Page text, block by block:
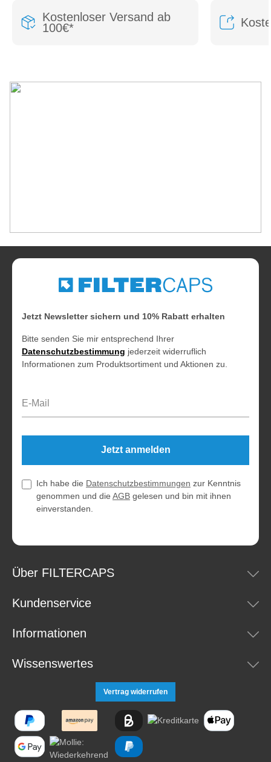
Kostenloser Versand ab
100€*
Jetzt Newsletter sichern und 10% Rabatt erhalten
Bitte senden Sie mir entsprechend Ihrer
Datenschutzbestimmung jederzeit widerruflich
Informationen zum Produktsortiment und Aktionen zu.
Jetzt anmelden
Ich habe die Datenschutzbestimmungen zur Kenntnis
genommen und die AGB gelesen und bin mit ihnen
einverstanden.
Über FILTERCAPS
Kundenservice
Informationen
Wissenswertes
Vertrag widerrufen